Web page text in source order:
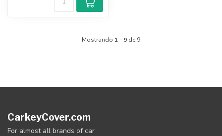
Mostrando 1 - 9 de 9
CarkeyCover.com
For almost all brands of car